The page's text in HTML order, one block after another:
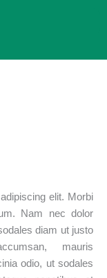
elit. Morbi
Nam nec dolor
diam ut justo
mauris
odio, ut sodales